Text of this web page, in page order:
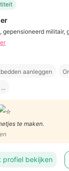
gepensioneerd militair,
aanleggen
...
te maken.
profiel bekijken